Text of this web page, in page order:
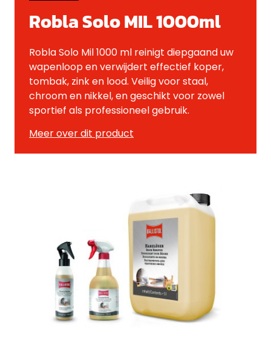
Robla Solo MIL 1000ml
Robla Solo Mil 1000 ml reinigt diepgaand uw
wapenloop en verwijdert effectief koper,
tombak, zink en lood. Veilig voor staal,
chroom en nikkel, en geschikt voor zowel
sportief als professioneel gebruik.
Meer over dit product